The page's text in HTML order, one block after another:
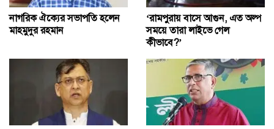
নাগরিক ঐক্যের সভাপতি হলেন
মাহমুদুর রহমান
‘রামপুরায় বাসে আগুন, এত অল্প
সময়ে তারা লাইভে গেল
কীভাবে?’